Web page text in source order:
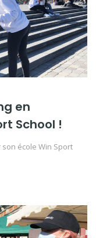
en
School !
école Win Sport